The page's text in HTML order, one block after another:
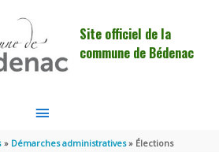
Site officiel de la
commune de Bédenac
MENU
PRINCIPAL
Démarches administratives Élections